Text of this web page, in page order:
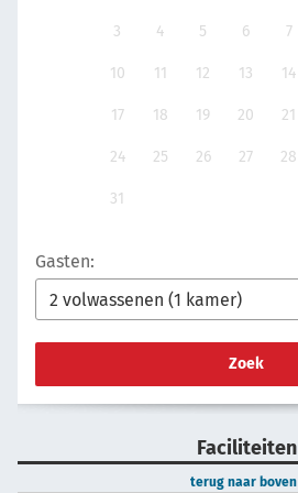
3 4 5 6 7
10 11 12 13 14
17 18 19 20 21
24 25 26 27 28
31
Gasten:
Zoek
Faciliteiten
terug naar boven